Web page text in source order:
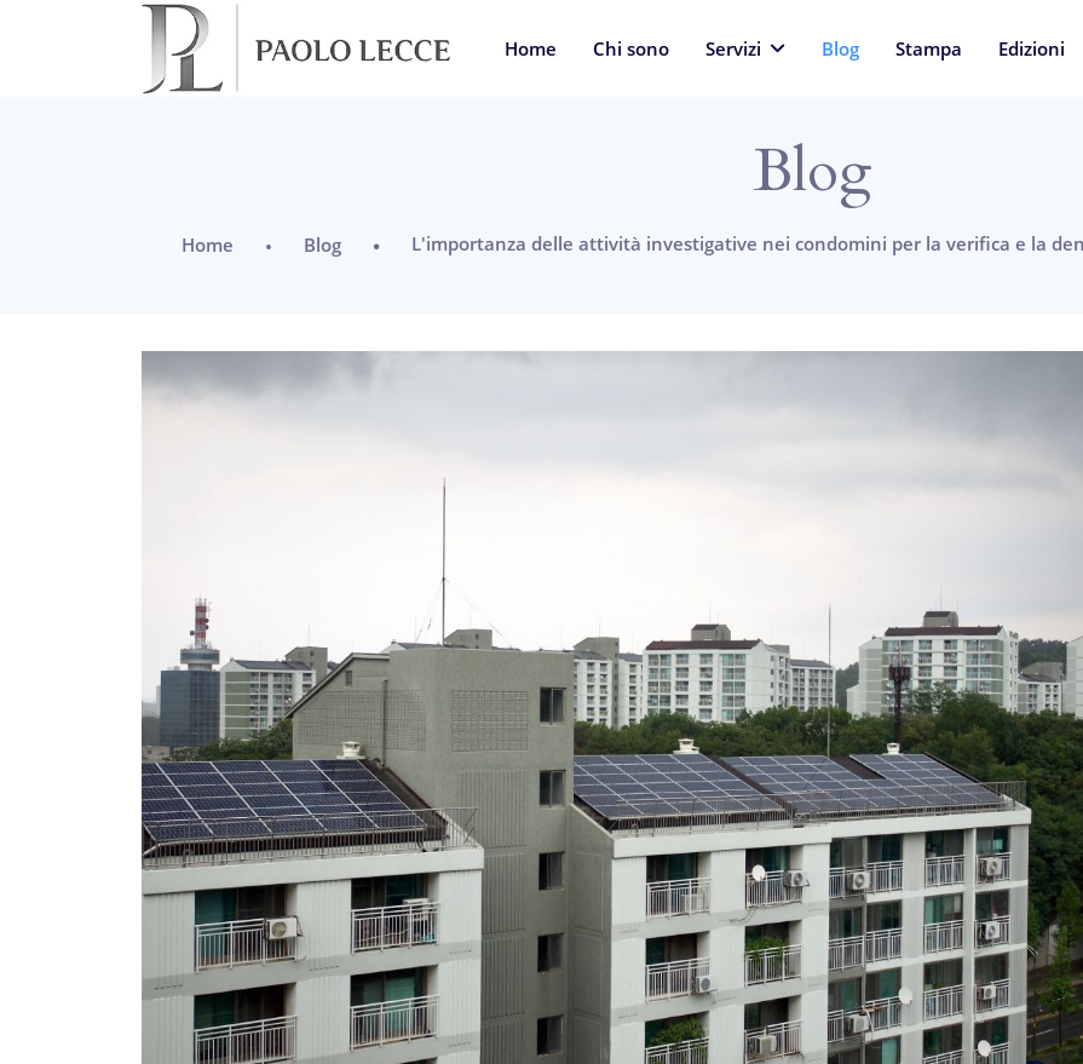
Home Chi sono Servizi Blog Stampa Edizioni
Blog
Home Blog L'importanza delle attività investigative nei condomini per la verifica e la